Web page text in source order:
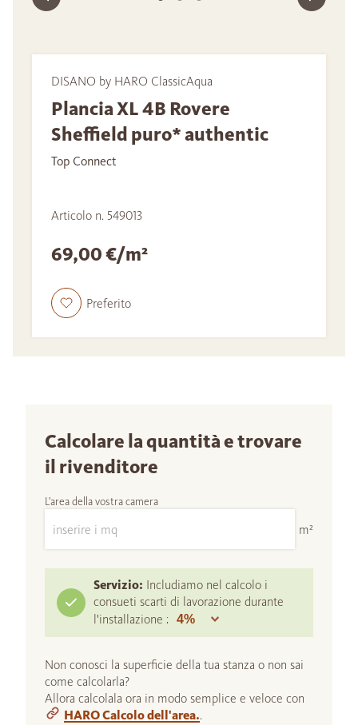
DISANO by HARO ClassicAqua
Plancia XL 4B Rovere
Sheffield puro* authentic
Top Connect
Articolo n. 549013
69,00 €/m²
Preferito
Calcolare la quantità e trovare
il rivenditore
L'area della vostra camera
m²
Servizio: Includiamo nel calcolo i
consueti scarti di lavorazione durante
l'installazione :
Non conosci la superficie della tua stanza o non sai
come calcolarla?
Allora calcolala ora in modo semplice e veloce con
HARO Calcolo dell'area..